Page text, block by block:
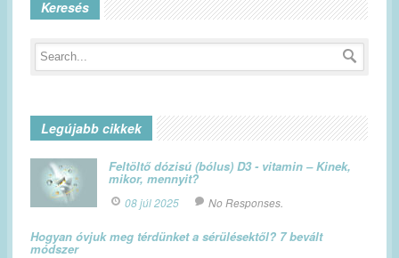
Keresés
Legújabb cikkek
Feltöltő dózisú (bólus) D3 - vitamin – Kinek,
mikor, mennyit?
08 júl 2025 No Responses.
Hogyan óvjuk meg térdünket a sérülésektől? 7 bevált
módszer